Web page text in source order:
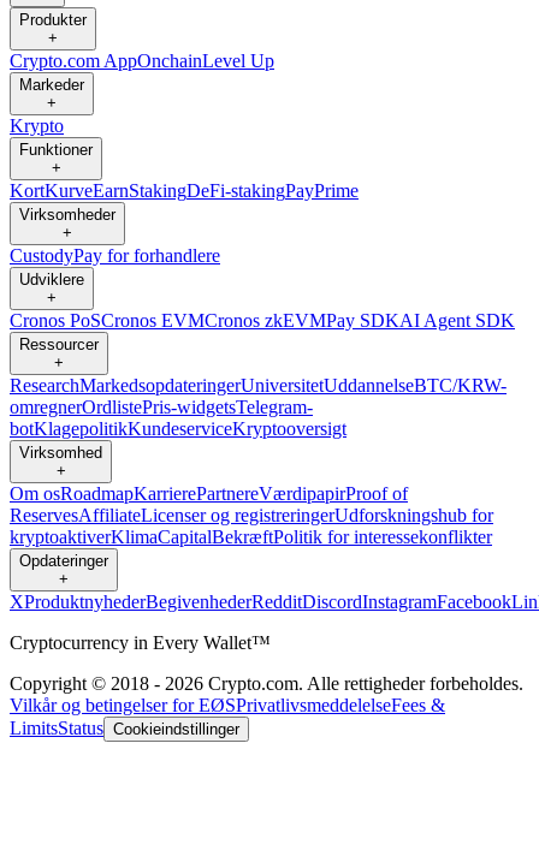
Produkter
+
Crypto.com AppOnchainLevel Up
Markeder
+
Krypto
Funktioner
+
KortKurveEarnStakingDeFi-stakingPayPrime
Virksomheder
+
CustodyPay for forhandlere
Udviklere
+
Cronos PoSCronos EVMCronos zkEVMPay SDKAI Agent SDK
Ressourcer
+
ResearchMarkedsopdateringerUniversitetUddannelseBTC/KRW-
omregnerOrdlistePris-widgetsTelegram-
botKlagepolitikKundeserviceKryptooversigt
Virksomhed
+
Om osRoadmapKarrierePartnereVærdipapirProof of
ReservesAffiliateLicenser og registreringerUdforskningshub for
kryptoaktiverKlimaCapitalBekræftPolitik for interessekonflikter
Opdateringer
+
XProduktnyhederBegivenhederRedditDiscordInstagramFacebook
Cryptocurrency in Every Wallet™
Copyright © 2018 - 2026 Crypto.com. Alle rettigheder forbeholdes.
Vilkår og betingelser for EØSPrivatlivsmeddelelseFees &
LimitsStatus Cookieindstillinger